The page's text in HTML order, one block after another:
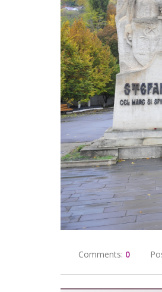
Comments: 0